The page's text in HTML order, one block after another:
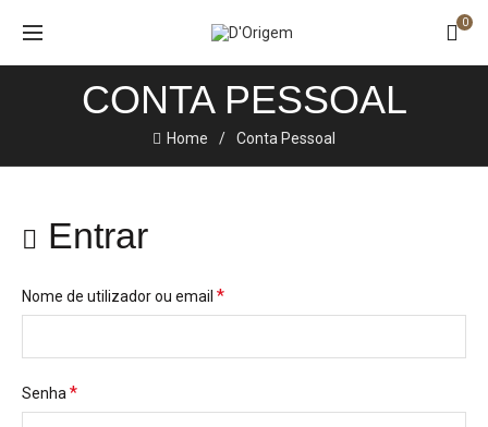
0
CONTA PESSOAL
Home Conta Pessoal
Entrar
Nome de utilizador ou email *
Senha *